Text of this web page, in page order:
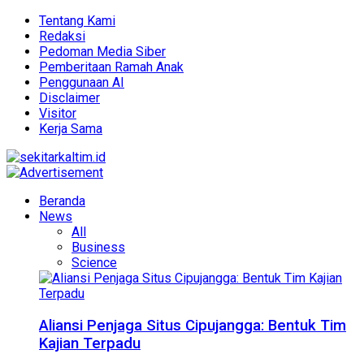
Tentang Kami
Redaksi
Pedoman Media Siber
Pemberitaan Ramah Anak
Penggunaan AI
Disclaimer
Visitor
Kerja Sama
Beranda
News
All
Business
Science
Aliansi Penjaga Situs Cipujangga: Bentuk Tim
Kajian Terpadu